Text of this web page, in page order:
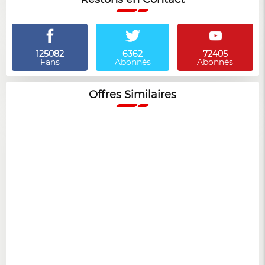
125082
Fans
6362
Abonnés
72405
Abonnés
Offres Similaires